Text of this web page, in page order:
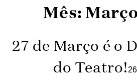
Mês:
27 de Março é o
do Teatro!